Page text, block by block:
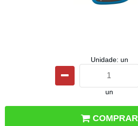
Unidade: un
un
COMPRAR